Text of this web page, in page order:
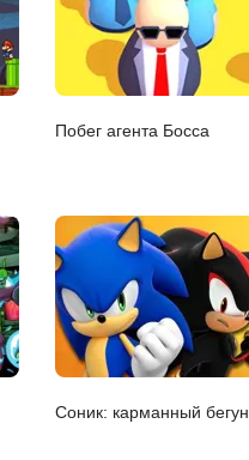
Побег агента Босса
Соник: карманный бегун